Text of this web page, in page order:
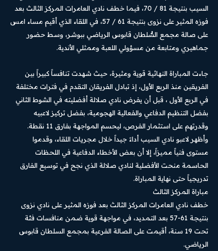
السيب بنتيجة 81 / 70، فيما خطف نادي العامرات المركز الثالث بعد
فوزه المثير على نزوى بنتيجة 61 / 57، في اللقاء الذي أقيم مساء امس
على صالة مجمع السُّلطان قابوس الرياضي ببوشر، وسط حضور
جماهيري ومتابعة من مسؤولي اللعبة وممثلي الأندية.
جاءت المباراة النهائية قوية ومثيرة، حيث شهدت تنافساً كبيراً بين
الفريقين منذ الربع الأول، إذ تبادل الفريقان التقدم في فترات مختلفة
في الربع الأول ، قبل أن يفرض نادي صلالة أفضليته في الشوط الثاني
بفضل التنظيم الدفاعي والفعالية الهجومية، بفضل تركيز لاعبيه
وقدرتهم على استثمار الفرص، ليحسم المواجهة بفارق 11 نقطة.
وأظهر لاعبو نادي السيب أداءً جيداً خلال مجريات اللقاء، وقدموا
مستوى فنياً مميزاً، إلا أن بعض الأخطاء الدفاعية في اللحظات
الحاسمة منحت الأفضلية لنادي صلالة الذي نجح في توسيع الفارق
تدريجياً حتى نهاية المباراة.
مباراة المركز الثالث
خطف نادي العامرات المركز الثالث بعد فوزه المثير على نادي نزوى
بنتيجة 61-57 بعد التمديد، في مواجهة قوية ضمن منافسات فئة
تحت 19 سنة، أقيمت على الصالة الفرعية بمجمع السلطان قابوس
الرياضي.